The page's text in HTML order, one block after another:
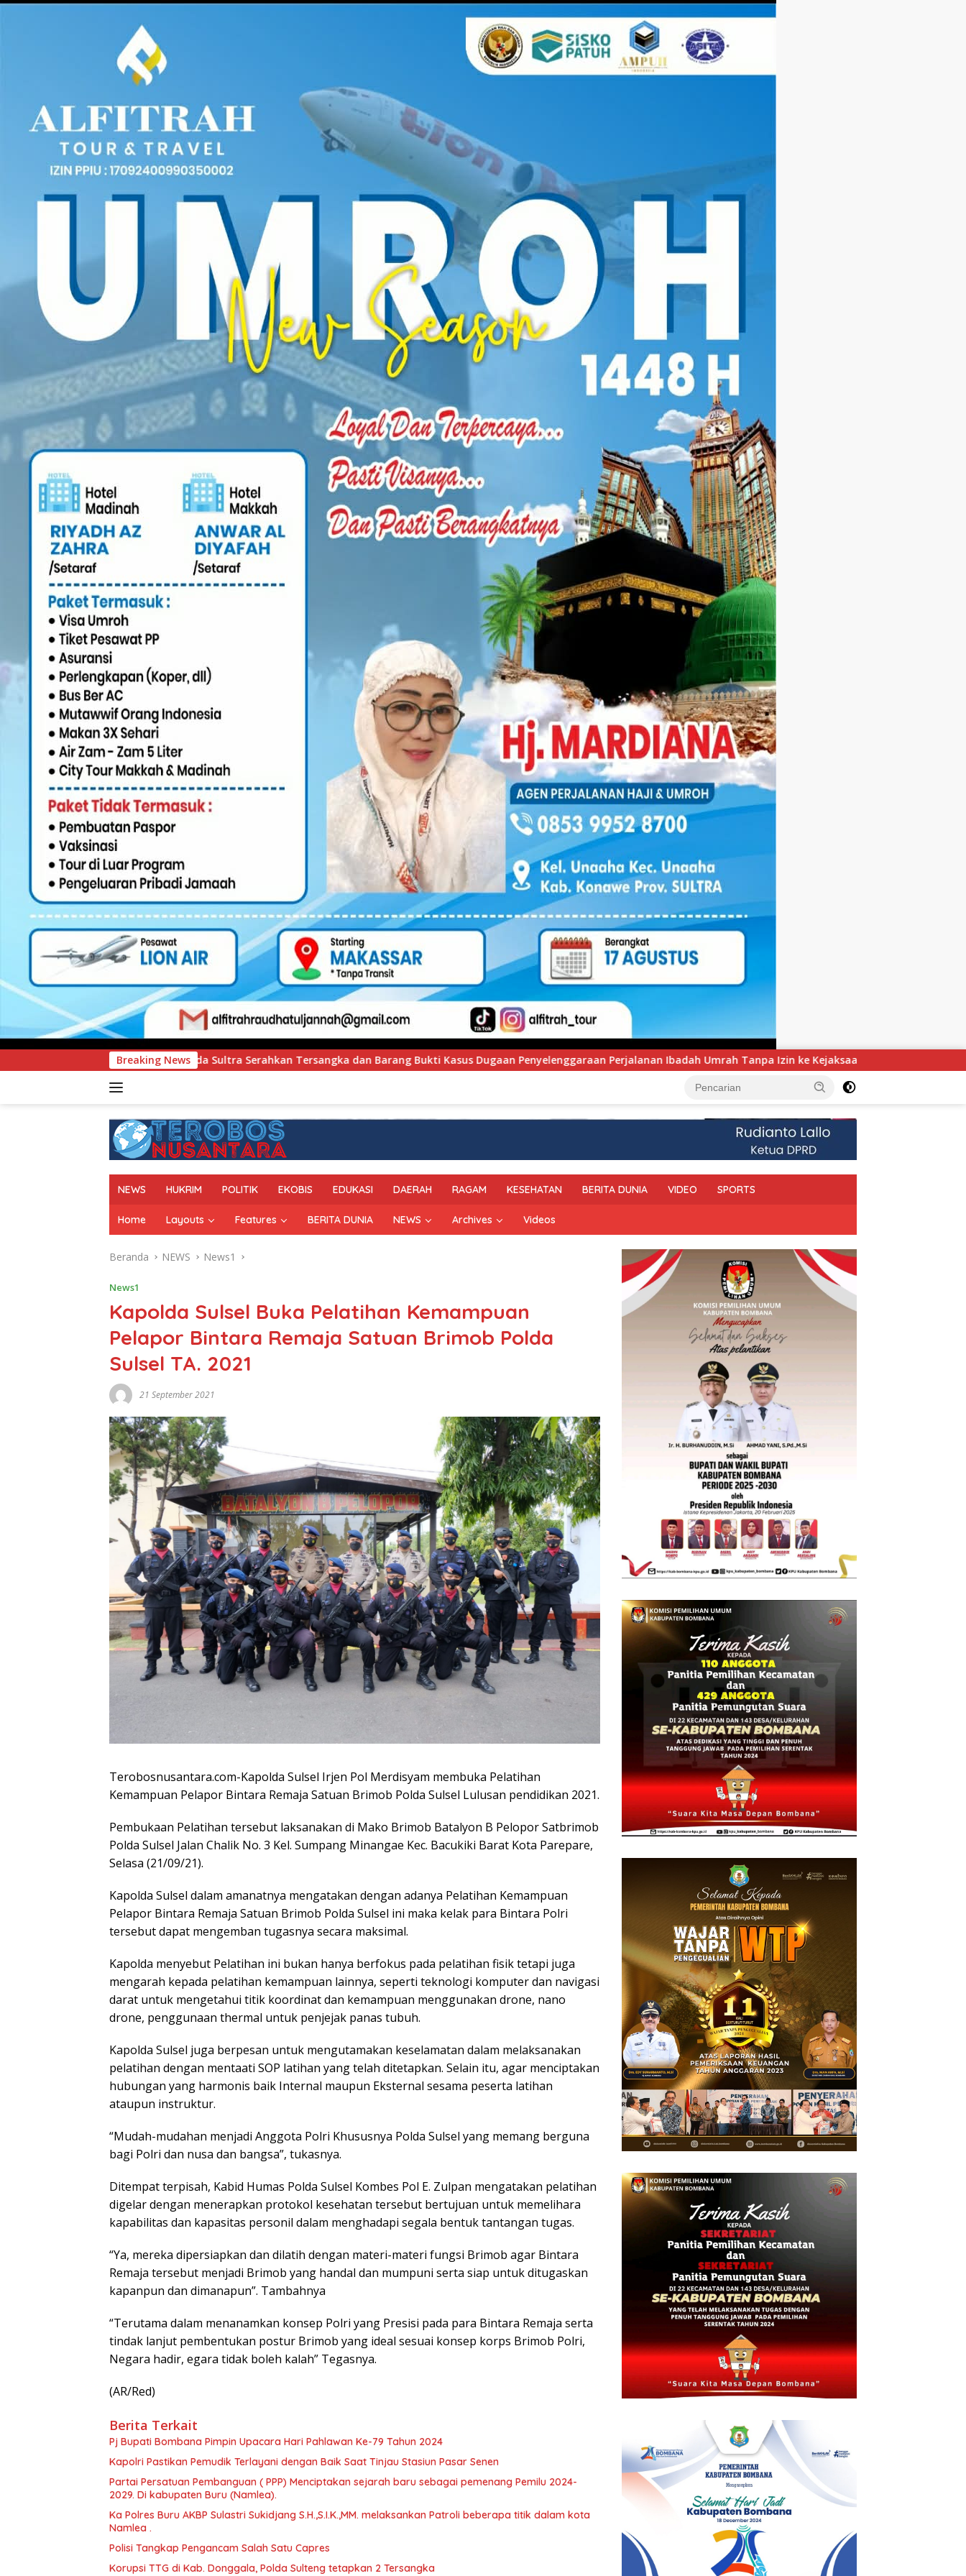
Langsung
ke
Breaking News
Sultra Serahkan Tersangka dan Barang Bukti Kasus Dugaan Penyelenggaraan Perjalanan Ibadah Umrah Tanpa Izin ke Kejaksaan UNIMEN Tambah Delapan Program Studi
NEWS HUKRIM POLITIK EKOBIS EDUKASI DAERAH RAGAM KESEHATAN BERITA DUNIA VIDEO SPORTS
Home Layouts Features BERITA DUNIA NEWS Archives Videos
Beranda NEWS News1
News1
Kapolda Sulsel Buka Pelatihan Kemampuan
Pelapor Bintara Remaja Satuan Brimob Polda
Sulsel TA. 2021
21 September 2021
Terobosnusantara.com-Kapolda Sulsel Irjen Pol Merdisyam membuka Pelatihan
Kemampuan Pelapor Bintara Remaja Satuan Brimob Polda Sulsel Lulusan pendidikan 2021.
Pembukaan Pelatihan tersebut laksanakan di Mako Brimob Batalyon B Pelopor Satbrimob
Polda Sulsel Jalan Chalik No. 3 Kel. Sumpang Minangae Kec. Bacukiki Barat Kota Parepare,
Selasa (21/09/21).
Kapolda Sulsel dalam amanatnya mengatakan dengan adanya Pelatihan Kemampuan
Pelapor Bintara Remaja Satuan Brimob Polda Sulsel ini maka kelak para Bintara Polri
tersebut dapat mengemban tugasnya secara maksimal.
Kapolda menyebut Pelatihan ini bukan hanya berfokus pada pelatihan fisik tetapi juga
mengarah kepada pelatihan kemampuan lainnya, seperti teknologi komputer dan navigasi
darat untuk mengetahui titik koordinat dan kemampuan menggunakan drone, nano
drone, penggunaan thermal untuk penjejak panas tubuh.
Kapolda Sulsel juga berpesan untuk mengutamakan keselamatan dalam melaksanakan
pelatihan dengan mentaati SOP latihan yang telah ditetapkan. Selain itu, agar menciptakan
hubungan yang harmonis baik Internal maupun Eksternal sesama peserta latihan
ataupun instruktur.
“Mudah-mudahan menjadi Anggota Polri Khususnya Polda Sulsel yang memang berguna
bagi Polri dan nusa dan bangsa”, tukasnya.
Ditempat terpisah, Kabid Humas Polda Sulsel Kombes Pol E. Zulpan mengatakan pelatihan
digelar dengan menerapkan protokol kesehatan tersebut bertujuan untuk memelihara
kapabilitas dan kapasitas personil dalam menghadapi segala bentuk tantangan tugas.
“Ya, mereka dipersiapkan dan dilatih dengan materi-materi fungsi Brimob agar Bintara
Remaja tersebut menjadi Brimob yang handal dan mumpuni serta siap untuk ditugaskan
kapanpun dan dimanapun”. Tambahnya
“Terutama dalam menanamkan konsep Polri yang Presisi pada para Bintara Remaja serta
tindak lanjut pembentukan postur Brimob yang ideal sesuai konsep korps Brimob Polri,
Negara hadir, egara tidak boleh kalah” Tegasnya.
(AR/Red)
Berita Terkait
Pj Bupati Bombana Pimpin Upacara Hari Pahlawan Ke-79 Tahun 2024
Kapolri Pastikan Pemudik Terlayani dengan Baik Saat Tinjau Stasiun Pasar Senen
Partai Persatuan Pembanguan ( PPP) Menciptakan sejarah baru sebagai pemenang Pemilu 2024-
2029. Di kabupaten Buru (Namlea).
Ka Polres Buru AKBP Sulastri Sukidjang S.H.,S.I.K.,MM. melaksankan Patroli beberapa titik dalam kota
Namlea .
Polisi Tangkap Pengancam Salah Satu Capres
Korupsi TTG di Kab. Donggala, Polda Sulteng tetapkan 2 Tersangka